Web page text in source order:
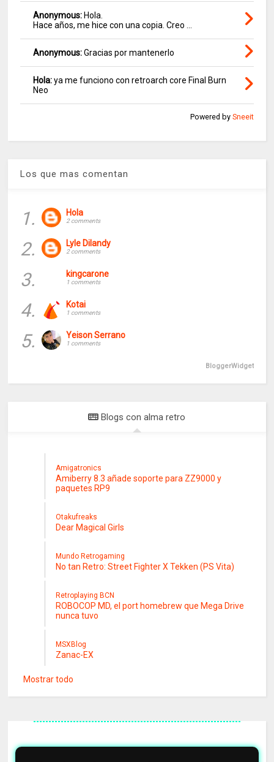
Anonymous: Hola.
Hace años, me hice con una copia. Creo ...
Anonymous:Gracias por mantenerlo
Hola:ya me funciono con retroarch core Final Burn
Neo
Powered by Sneeit
Los que mas comentan
1. Hola
2 comments
2. Lyle Dilandy
2 comments
3. kingcarone
1 comments
4. Kotai
1 comments
5. Yeison Serrano
1 comments
BloggerWidget
Blogs con alma retro
Amigatronics
Amiberry 8.3 añade soporte para ZZ9000 y
paquetes RP9
Otakufreaks
Dear Magical Girls
Mundo Retrogaming
No tan Retro: Street Fighter X Tekken (PS Vita)
Retroplaying BCN
ROBOCOP MD, el port homebrew que Mega Drive
nunca tuvo
MSXBlog
Zanac-EX
Mostrar todo